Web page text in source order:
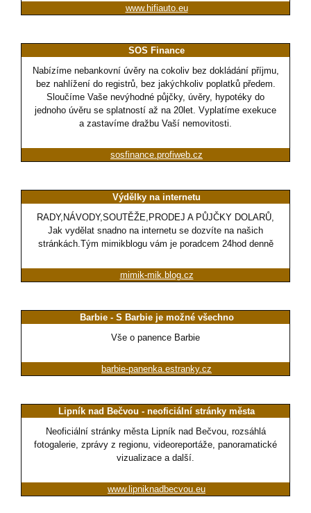
www.hifiauto.eu
SOS Finance
Nabízíme nebankovní úvěry na cokoliv bez dokládání příjmu,
bez nahlížení do registrů, bez jakýchkoliv poplatků předem.
Sloučíme Vaše nevýhodné půjčky, úvěry, hypotéky do
jednoho úvěru se splatností až na 20let. Vyplatíme exekuce
a zastavíme dražbu Vaší nemovitosti.
sosfinance.profiweb.cz
Výdělky na internetu
RADY,NÁVODY,SOUTĚŽE,PRODEJ A PŮJČKY DOLARŮ,
Jak vydělat snadno na internetu se dozvíte na našich
stránkách.Tým mimikblogu vám je poradcem 24hod denně
mimik-mik.blog.cz
Barbie - S Barbie je možné všechno
Vše o panence Barbie
barbie-panenka.estranky.cz
Lipník nad Bečvou - neoficiální stránky města
Neoficiální stránky města Lipník nad Bečvou, rozsáhlá
fotogalerie, zprávy z regionu, videoreportáže, panoramatické
vizualizace a další.
www.lipniknadbecvou.eu